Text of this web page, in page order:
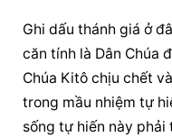
Ghi dấu thánh giá ở
căn tính là Dân Chúa
Chúa Kitô chịu chết
trong mầu nhiệm tự
sống tự hiến này